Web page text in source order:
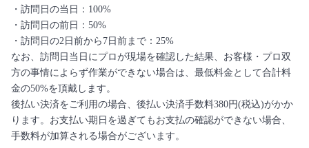
・訪問日の当日：100%
・訪問日の前日：50%
・訪問日の2日前から7日前まで：25%
なお、訪問日当日にプロが現場を確認した結果、お客様・プロ双
方の事情によらず作業ができない場合は、最低料金として合計料
金の50%を頂戴します。
後払い決済をご利用の場合、後払い決済手数料380円(税込)がかか
ります。お支払い期日を過ぎてもお支払の確認ができない場合、
手数料が加算される場合がございます。